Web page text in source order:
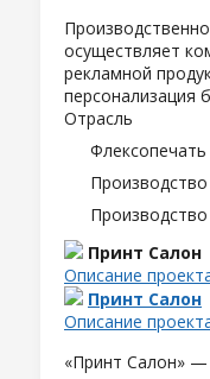
осуществляет
рекламной
персонализация
Отрасль
Принт Салон
Описание
Принт Салон
Описание
«Принт Салон» —